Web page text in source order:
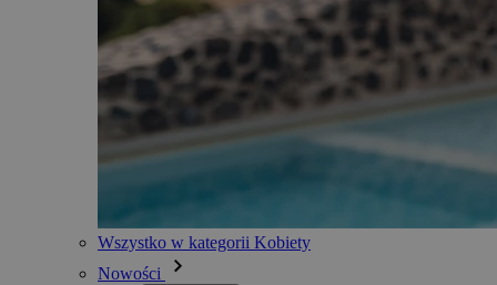
Wszystko w kategorii Kobiety
Nowości